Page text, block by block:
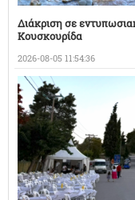
Διάκριση σε
Κουσκουρίδα
2026-08-05 11:54:36